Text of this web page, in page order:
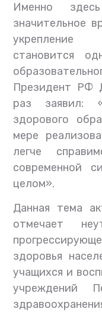
Именно
значительное
укрепление
становится
Президент РФ
раз заявил:
здорового
мере
легче
современной
целом».
Данная тема
отмечает
здоровья
учащихся и
учреждений